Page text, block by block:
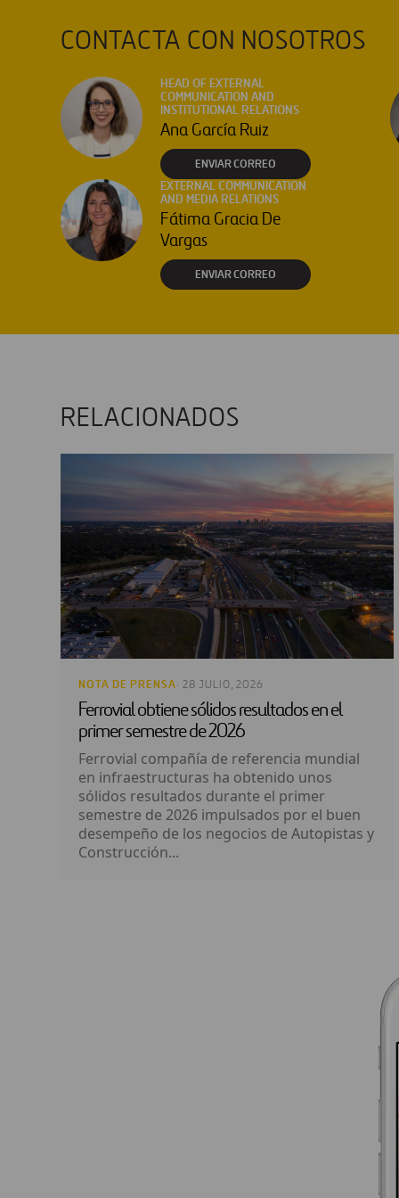
CONTACTA CON NOSOTROS
HEAD OF EXTERNAL
COMMUNICATION AND
INSTITUTIONAL RELATIONS
Ana García Ruiz
ENVIAR CORREO
EXTERNAL COMMUNICATION
AND MEDIA RELATIONS
Fátima Gracia De
Vargas
ENVIAR CORREO
RELACIONADOS
NOTA DE PRENSA· 28 JULIO, 2026
Ferrovial obtiene sólidos resultados en el
primer semestre de 2026
Ferrovial compañía de referencia mundial
en infraestructuras ha obtenido unos
sólidos resultados durante el primer
semestre de 2026 impulsados por el buen
desempeño de los negocios de Autopistas y
Construcción...